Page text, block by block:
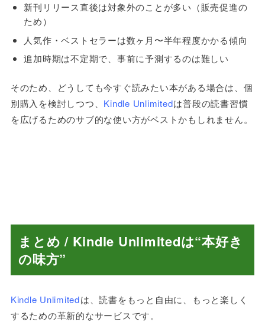
新刊リリース直後は対象外のことが多い（販売促進の
ため）
人気作・ベストセラーは数ヶ月〜半年程度かかる傾向
追加時期は不定期で、事前に予測するのは難しい
そのため、どうしても今すぐ読みたい本がある場合は、個
別購入を検討しつつ、 Kindle Unlimitedは普段の読書習慣
を広げるためのサブ的な使い方がベストかもしれません。
まとめ / Kindle Unlimitedは“本好き
の味方”
Kindle Unlimitedは、読書をもっと自由に、もっと楽しく
するための革新的なサービスです。